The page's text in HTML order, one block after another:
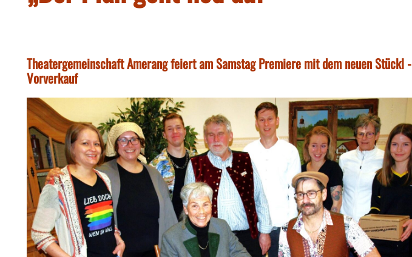
Theatergemeinschaft Amerang feiert am Samstag Premiere mit dem neuen Stückl -
Vorverkauf